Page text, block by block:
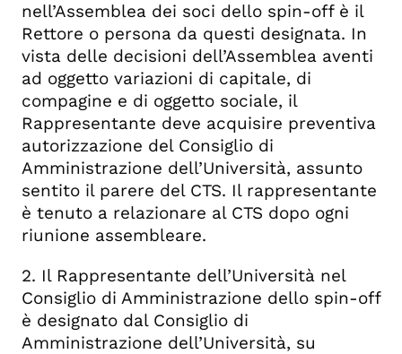
nell’Assemblea dei soci dello spin-off è il
Rettore o persona da questi designata. In
vista delle decisioni dell’Assemblea aventi
ad oggetto variazioni di capitale, di
compagine e di oggetto sociale, il
Rappresentante deve acquisire preventiva
autorizzazione del Consiglio di
Amministrazione dell’Università, assunto
sentito il parere del CTS. Il rappresentante
è tenuto a relazionare al CTS dopo ogni
riunione assembleare.
2. Il Rappresentante dell’Università nel
Consiglio di Amministrazione dello spin-off
è designato dal Consiglio di
Amministrazione dell’Università, su